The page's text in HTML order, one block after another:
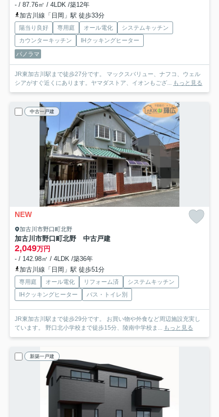
- / 87.76㎡ / 4LDK /築12年
加古川線「日岡」駅 徒歩33分
陽当り良好 専用庭 オール電化
システムキッチン
カウンターキッチン
IHクッキングヒーター
パノラマ
JR東加古川駅まで徒歩27分です。 マックスバリュー、ナフコ、ウェル
シアがすぐ近くにあります。ヤマダストア、イオンもござ... もっと見る
中古一戸建
NEW
加古川市野口町北野
加古川市野口町北野 中古戸建
2,049万円
- / 142.98㎡ / 4LDK /築36年
加古川線「日岡」駅 徒歩51分
専用庭 オール電化 リフォーム済
システムキッチン
IHクッキングヒーター
バス・トイレ別
JR東加古川駅まで徒歩29分です。 お買い物や外食など周辺施設充実し
ています。 野口北小学校まで徒歩15分、陵南中学校ま... もっと見る
新築一戸建